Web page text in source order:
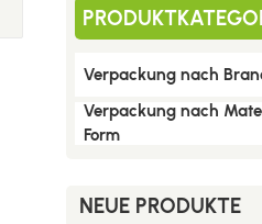
Verpackung nach
Verpackung nach
Form
NEUE PRODUKTE